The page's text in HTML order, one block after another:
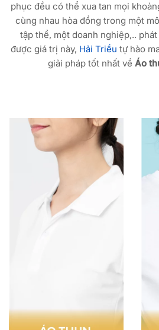
phục đều có thể xua tan mọi
cùng nhau hòa đồng trong một
tập thể, một doanh nghiệp,..
được giá trị này, Hải Triều tự hào
giải pháp tốt nhất về Áo